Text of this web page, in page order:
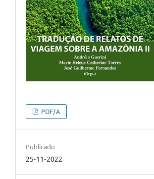
PDF/A
Publicado
25-11-2022